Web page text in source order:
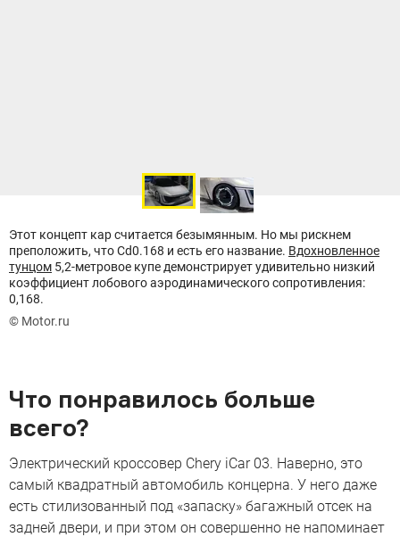
Этот концепт кар считается безымянным. Но мы рискнем
преположить, что Cd0.168 и есть его название. Вдохновленное
тунцом 5,2-метровое купе демонстрирует удивительно низкий
коэффициент лобового аэродинамического сопротивления:
0,168.
© Motor.ru
Что понравилось больше
всего?
Электрический кроссовер Chery iCar 03. Наверно, это
самый квадратный автомобиль концерна. У него даже
есть стилизованный под «запаску» багажный отсек на
задней двери, и при этом он совершенно не напоминает